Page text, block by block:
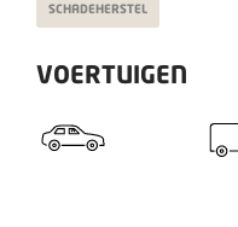
SCHADEHERSTEL
VOERTUIGEN